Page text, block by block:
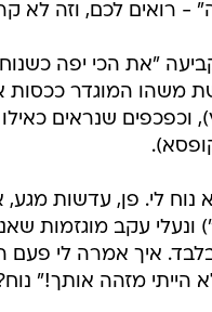
- רואים לכם, וזה לא
"את הכי יפה כשנוח
משהו המוגדר
וכפכפים שנראים
נוח לי. פן, עדשות
בלבד. איך אמרה לי
הייתי מזהה אותך!"